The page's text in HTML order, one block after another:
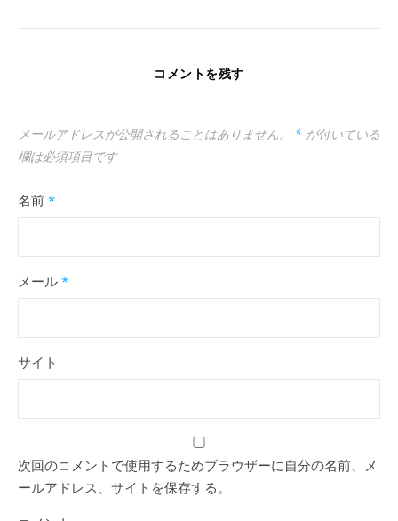
コメントを残す
メールアドレスが公開されることはありません。 * が付いている
欄は必須項目です
名前 *
メール *
サイト
次回のコメントで使用するためブラウザーに自分の名前、メ
ールアドレス、サイトを保存する。